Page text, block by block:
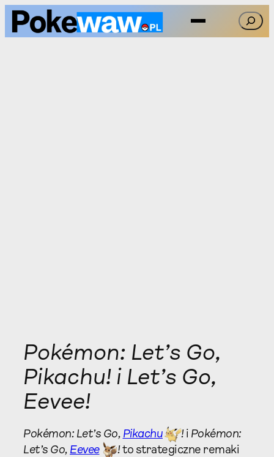
Przejdź
Szukaj
Pokémon: Let’s Go,
Pikachu! i Let’s Go,
Eevee!
Pokémon: Let’s Go, Pikachu ! i Pokémon:
Let’s Go, Eevee ! to strategiczne remaki